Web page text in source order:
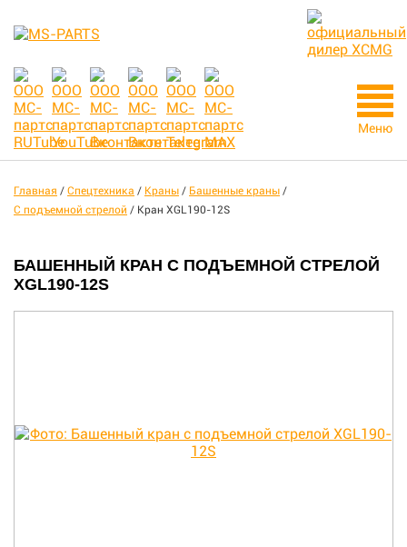
Меню
Главная / Спецтехника / Краны / Башенные краны /
C подъемной стрелой / Кран XGL190-12S
БАШЕННЫЙ КРАН С ПОДЪЕМНОЙ СТРЕЛОЙ
XGL190-12S